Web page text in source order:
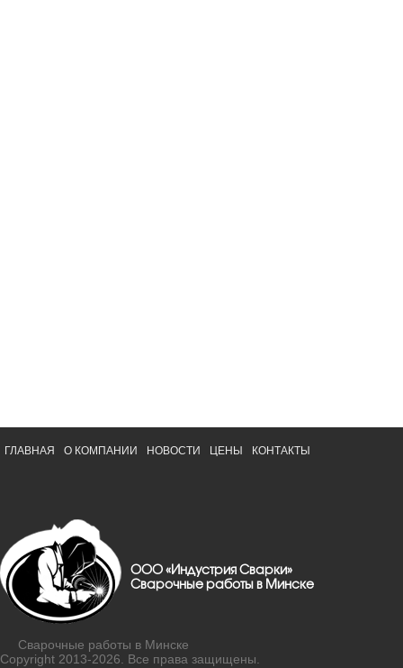
ГЛАВНАЯ О КОМПАНИИ НОВОСТИ ЦЕНЫ КОНТАКТЫ
ООО «Индустрия Сварки»
Сварочные работы в Минске
Сварочные работы в Минске
Copyright 2013-2026. Все права защищены.